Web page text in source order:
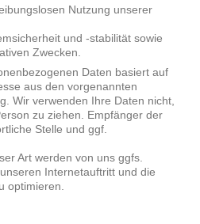
Nutzung unserer
und -stabilität sowie
Zwecken.
Daten basiert auf
aus den vorgenannten
Wir verwenden Ihre Daten nicht,
zu ziehen. Empfänger der
Stelle und ggf.
Art werden von uns ggfs.
Internetauftritt und die
optimieren.